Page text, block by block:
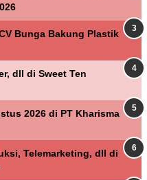
Bunga Bakung Plastik
dll di Sweet Ten
2026 di PT Kharisma
Telemarketing, dll di